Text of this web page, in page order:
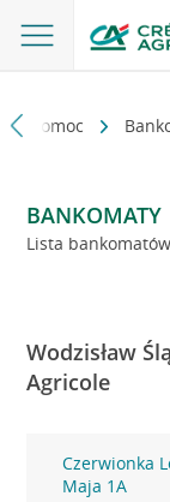
i pomoc
BANKOMATY
Lista
Wodzisław
Agricole
Czerwionka
Maja 1A